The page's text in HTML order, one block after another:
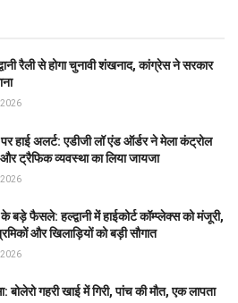
रैली से होगा चुनावी शंखनाद, कांग्रेस ने सरकार
2026
हाई अलर्ट: एडीजी लॉ एंड ऑर्डर ने मेला कंट्रोल
ट्रैफिक व्यवस्था का लिया जायजा
2026
बड़े फैसले: हल्द्वानी में हाईकोर्ट कॉम्प्लेक्स को मंजूरी,
और खिलाड़ियों को बड़ी सौगात
2026
बोलेरो गहरी खाई में गिरी, पांच की मौत, एक लापता